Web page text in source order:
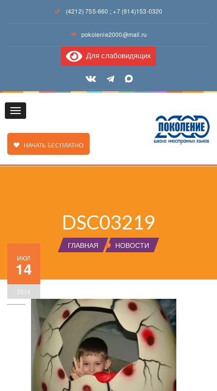
(4212) 755-660 ;+7 (914)153-0320
pokolenie2000@mail.ru
Для слабовидящих
Toggle
ЗАКАЗАТЬ ЗВОНОК
НАЧАТЬ БЕСПЛАТНО
DSC03219
ГЛАВНАЯ НОВОСТИ
ИЮЛ
14
2014